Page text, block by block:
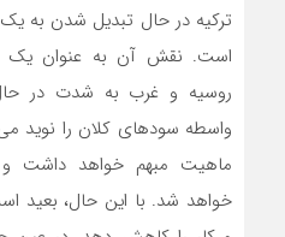
ترکیه در حال تبدیل شدن به
است. نقش آن به عنوان یک
روسیه و غرب به شدت در
واسطه سودهای کلان را نوید‌
ماهیت مبهم خواهد داشت
خواهد شد. با این حال، بعید